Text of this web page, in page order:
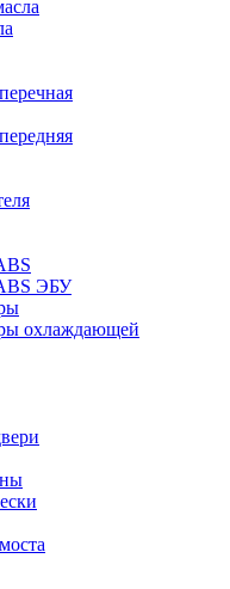
ЭБУ
охлаждающей